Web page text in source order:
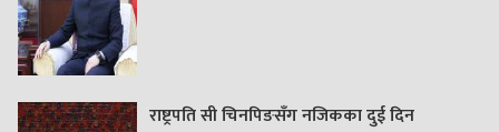
राष्ट्रपति सी चिनपिङसँग नजिकका दुई दिन